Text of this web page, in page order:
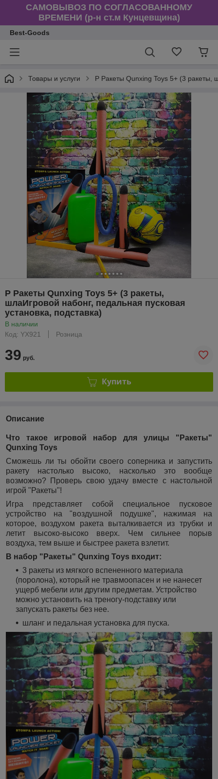
САМОВЫВОЗ ПО СОГЛАСОВАННОМУ
ВРЕМЕНИ (р-н ст.м Кунцевщина)
Best-Goods
Товары и услуги Р Ракеты Qunxing Toys 5+ (3 ракеты,
Р Ракеты Qunxing Toys 5+ (3 ракеты,
шлаИгровой набонг, педальная пусковая
установка, подставка)
В наличии
Код: YX921
Розница
39 руб.
Купить
Описание
Что такое игровой набор для улицы "Ракеты"
Qunxing Toys
Сможешь ли ты обойти своего соперника и запустить
ракету настолько высоко, насколько это вообще
возможно? Проверь свою удачу вместе с настольной
игрой "Ракеты"!
Игра представляет собой специальное пусковое
устройство на "воздушной подушке", нажимая на
которое, воздухом ракета выталкивается из трубки и
летит высоко-высоко вверх. Чем сильнее порыв
воздуха, тем выше и быстрее ракета взлетит.
В набор "Ракеты" Qunxing Toys входит:
3 ракеты из мягкого вспененного материала
(поролона), который не травмоопасен и не нанесет
ущерб мебели или другим предметам. Устройство
можно установить на треногу-подставку или
запускать ракеты без нее.
шланг и педальная установка для пуска.